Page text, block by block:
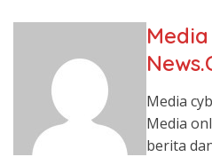
Media
Media
berita